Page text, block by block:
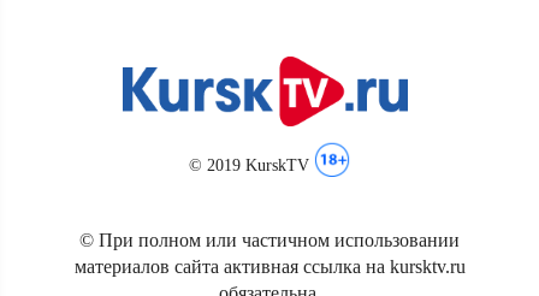
© 2019 KurskTV
© При полном или частичном использовании
материалов сайта активная ссылка на kursktv.ru